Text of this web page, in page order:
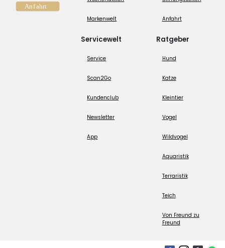
Markenwelt
Servicewelt
Service
Scan2Go
Kundenclub
Newsletter
App
Anfahrt
Ratgeber
Hund
Katze
Kleintier
Vogel
Wildvogel
Aquaristik
Terraristik
Teich
Von Freund zu
Freund